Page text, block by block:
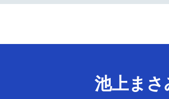
池上まさ